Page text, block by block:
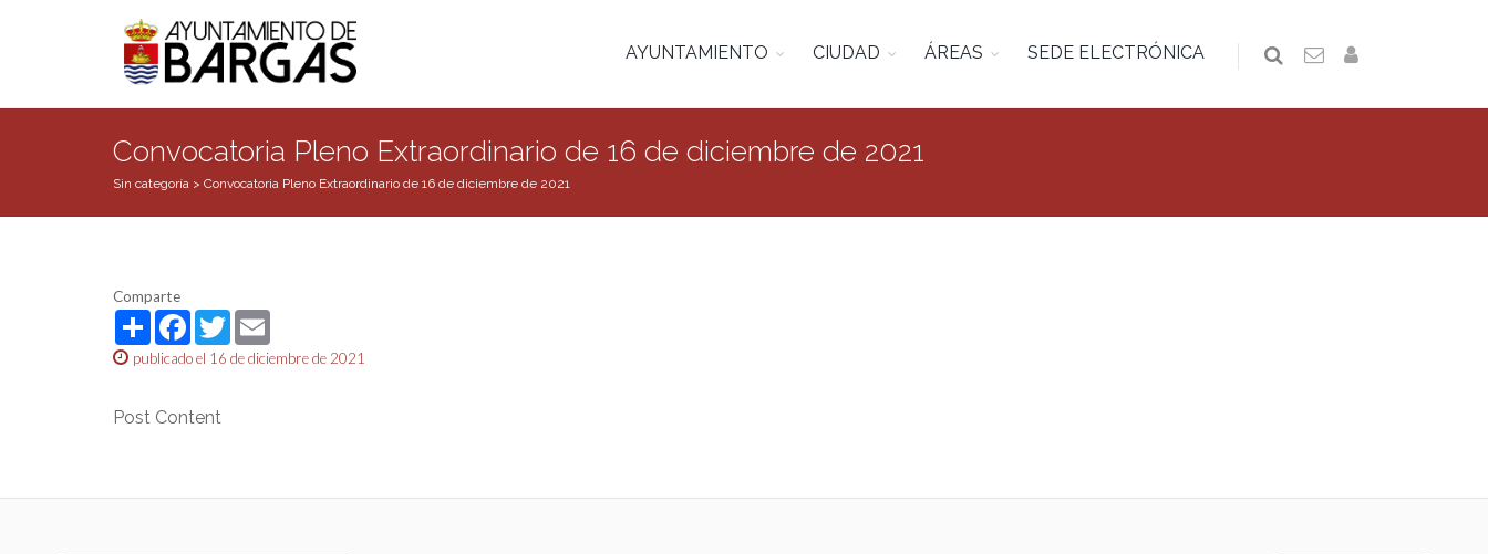
AYUNTAMIENTO CIUDAD ÁREAS SEDE ELECTRÓNICA
Convocatoria Pleno Extraordinario de 16 de diciembre de 2021
Sin categoría > Convocatoria Pleno Extraordinario de 16 de diciembre de 2021
Comparte
ShareFacebook
Twitter
publicado el 16 de diciembre de 2021
Post Content